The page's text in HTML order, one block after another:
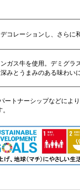
コレーションし、さらに
ガス牛を使用。デミグラ
みとうまみのある味わい
ートナーシップなどによ